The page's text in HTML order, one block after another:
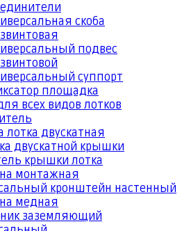
скоба
подвес
суппорт
площадка
всех видов лотков
двускатная
двускатной крышки
крышки лотка
монтажная
кронштейн настенный
медная
заземляющий